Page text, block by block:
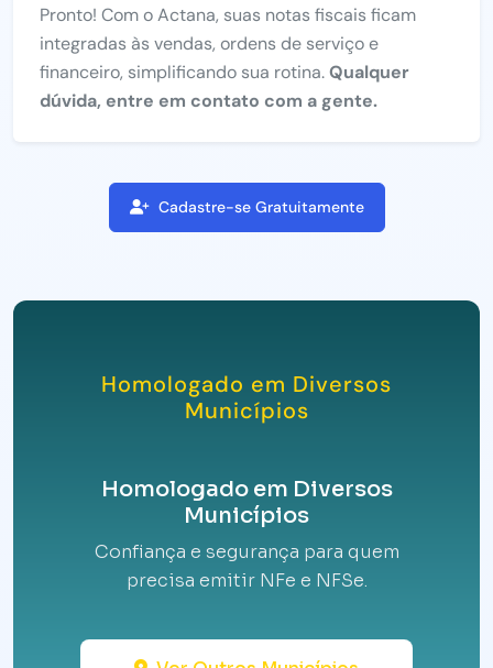
Pronto! Com o Actana, suas notas fiscais ficam
integradas às vendas, ordens de serviço e
financeiro, simplificando sua rotina.Qualquer
dúvida, entre em contato com a gente.
Cadastre-se Gratuitamente
Homologado em Diversos
Municípios
Homologado em Diversos
Municípios
Confiança e segurança para quem
precisa emitir NFe e NFSe.